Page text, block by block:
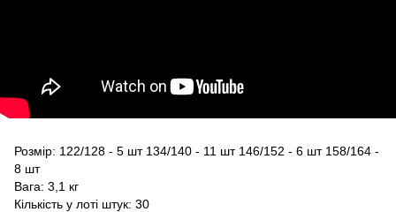
Розмір: 122/128 - 5 шт 134/140 - 11 шт 146/152 - 6 шт 158/164 -
8 шт
Вага: 3,1 кг
Кількість у лоті штук: 30